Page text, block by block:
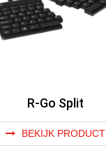
R-Go Split
BEKIJK PRODUCT